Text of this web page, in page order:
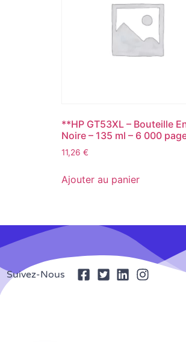
**HP GT53XL – Bouteille
Noire – 135 ml – 6 000
11,26 €
Ajouter au panier
Suivez-Nous